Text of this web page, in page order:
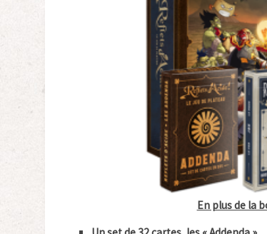
En plus de la